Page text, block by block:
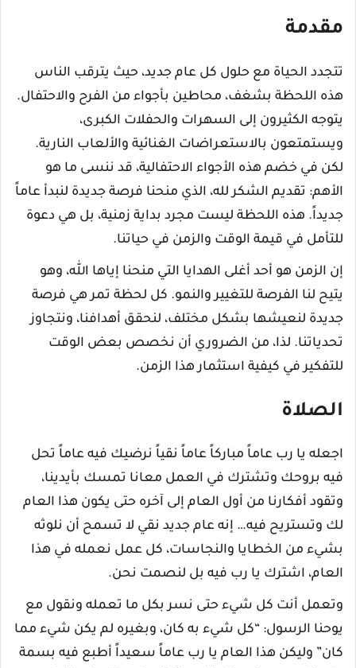
مقدمة
تتجدد الحياة مع حلول كل عام جديد، حيث يترقب الناس
هذه اللحظة بشغف، محاطين بأجواء من الفرح والاحتفال.
يتوجه الكثيرون إلى السهرات والحفلات الكبرى،
ويستمتعون بالاستعراضات الغنائية والألعاب النارية.
لكن في خضم هذه الأجواء الاحتفالية، قد ننسى ما هو
الأهم: تقديم الشكر لله، الذي منحنا فرصة جديدة لنبدأ عاماً
جديداً. هذه اللحظة ليست مجرد بداية زمنية، بل هي دعوة
للتأمل في قيمة الوقت والزمن في حياتنا.
إن الزمن هو أحد أغلى الهدايا التي منحنا إياها الله، وهو
يتيح لنا الفرصة للتغيير والنمو. كل لحظة تمر هي فرصة
جديدة لنعيشها بشكل مختلف، لنحقق أهدافنا، ونتجاوز
تحدياتنا. لذا، من الضروري أن نخصص بعض الوقت
للتفكير في كيفية استثمار هذا الزمن.
الصلاة
اجعله يا رب عاماً مباركاً عاماً نقياً نرضيك فيه عاماً تحل
فيه بروحك وتشترك في العمل معانا تمسك بأيدينا،
وتقود أفكارنا من أول العام إلى آخره حتى يكون هذا العام
لك وتستريح فيه… إنه عام جديد نقي لا تسمح أن نلوثه
بشيء من الخطايا والنجاسات، كل عمل نعمله في هذا
العام، اشترك يا رب فيه بل لنصمت نحن.
وتعمل أنت كل شيء حتى نسر بكل ما تعمله ونقول مع
يوحنا الرسول: “كل شيء به كان، وبغيره لم يكن شيء مما
كان” وليكن هذا العام يا رب عاماً سعيداً أطبع فيه بسمة